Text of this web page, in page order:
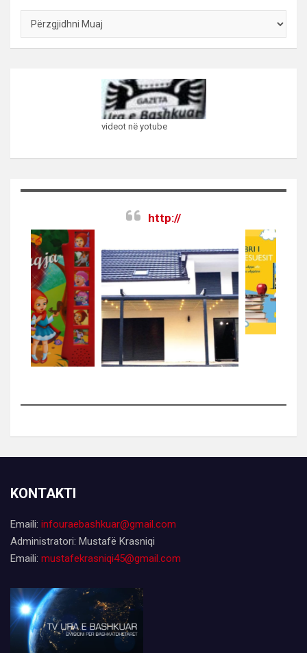
ARKIVI
videot në yotube
http://
KONTAKTI
Emaili: infouraebashkuar@gmail.com
Administratori: Mustafë Krasniqi
Emaili: mustafekrasniqi45@gmail.com